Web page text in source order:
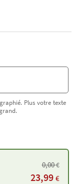
Plus votre texte
0,00€
23,99 €